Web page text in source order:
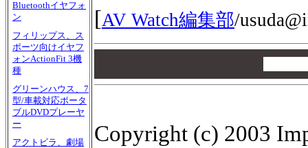
Bluetoothイヤフォ
ン
フィリップス、ス
ポーツ向けイヤフ
ォンActionFit 3機
種
グリーンハウス、7
型/車載対応ポータ
ブルDVDプレーヤ
ー
アクトビラ、劇場
[AV Watch編集部/
Copyright (c) 2003